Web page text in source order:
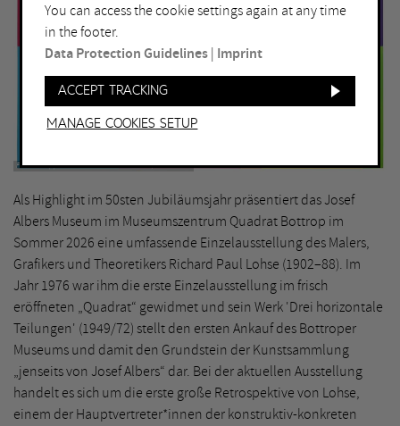
Foto: Philipp Ottendörfer © VG Bild-Kunst, Bonn 2026
Als Highlight im 50sten Jubiläumsjahr präsentiert das Josef
Albers Museum im Museumszentrum Quadrat Bottrop im
Sommer 2026 eine umfassende Einzelausstellung des Malers,
Grafikers und Theoretikers Richard Paul Lohse (1902–88). Im
Jahr 1976 war ihm die erste Einzelausstellung im frisch
eröffneten „Quadrat“ gewidmet und sein Werk 'Drei horizontale
Teilungen' (1949/72) stellt den ersten Ankauf des Bottroper
Museums und damit den Grundstein der Kunstsammlung
„jenseits von Josef Albers“ dar. Bei der aktuellen Ausstellung
handelt es sich um die erste große Retrospektive von Lohse,
einem der Hauptvertreter*innen der konstruktiv-konkreten
You can access the cookie settings again at any time
in the footer.
Data Protection Guidelines Imprint
Accept tracking
Manage Cookies setup